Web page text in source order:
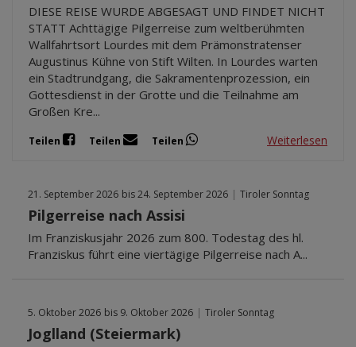
DIESE REISE WURDE ABGESAGT UND FINDET NICHT
STATT Achttägige Pilgerreise zum weltberühmten
Wallfahrtsort Lourdes mit dem Prämonstratenser
Augustinus Kühne von Stift Wilten. In Lourdes warten
ein Stadtrundgang, die Sakramentenprozession, ein
Gottesdienst in der Grotte und die Teilnahme am
Großen Kre...
Teilen Teilen Teilen Weiterlesen
21. September 2026 bis 24. September 2026 | Tiroler Sonntag
Pilgerreise nach Assisi
Im Franziskusjahr 2026 zum 800. Todestag des hl.
Franziskus führt eine viertägige Pilgerreise nach A...
5. Oktober 2026 bis 9. Oktober 2026 | Tiroler Sonntag
Joglland (Steiermark)